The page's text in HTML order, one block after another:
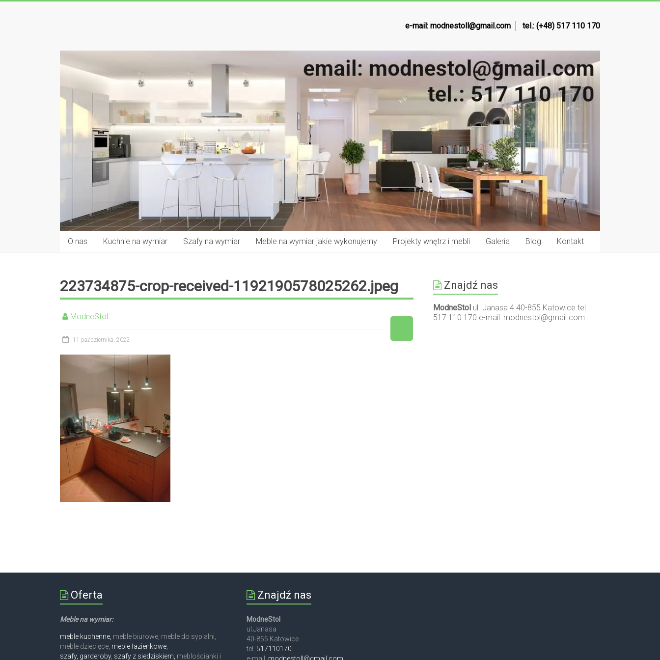
e-mail: modnestoll@gmail.com tel.: (+48) 517 110 170
O nas Kuchnie na wymiar Szafy na wymiar Meble na wymiar jakie wykonujemy Projekty wnętrz i mebli Galeria Blog Kontakt
223734875-crop-received-1192190578025262.jpeg
ModneStol
11 października, 2022
Znajdź nas
ModneStol ul. Janasa 4 40-855 Katowice tel.
517 110 170 e-mail: modnestol@gmail.com
Oferta
Meble na wymiar:
meble kuchenne, meble biurowe, meble do sypialni,
meble dziecięce, meble łazienkowe
szafy, garderoby, szafy z siedziskiem, meblościanki i
Znajdź nas
ModneStol
ul.Janasa
40-855 Katowice
tel. 517110170
e-mail: modnestoll@gmail.com